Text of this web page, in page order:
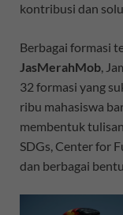
kontribusi dan
Berbagai formasi
JasMerahMob,
32 formasi yang
ribu mahasiswa
membentuk
SDGs, Center for
dan berbagai